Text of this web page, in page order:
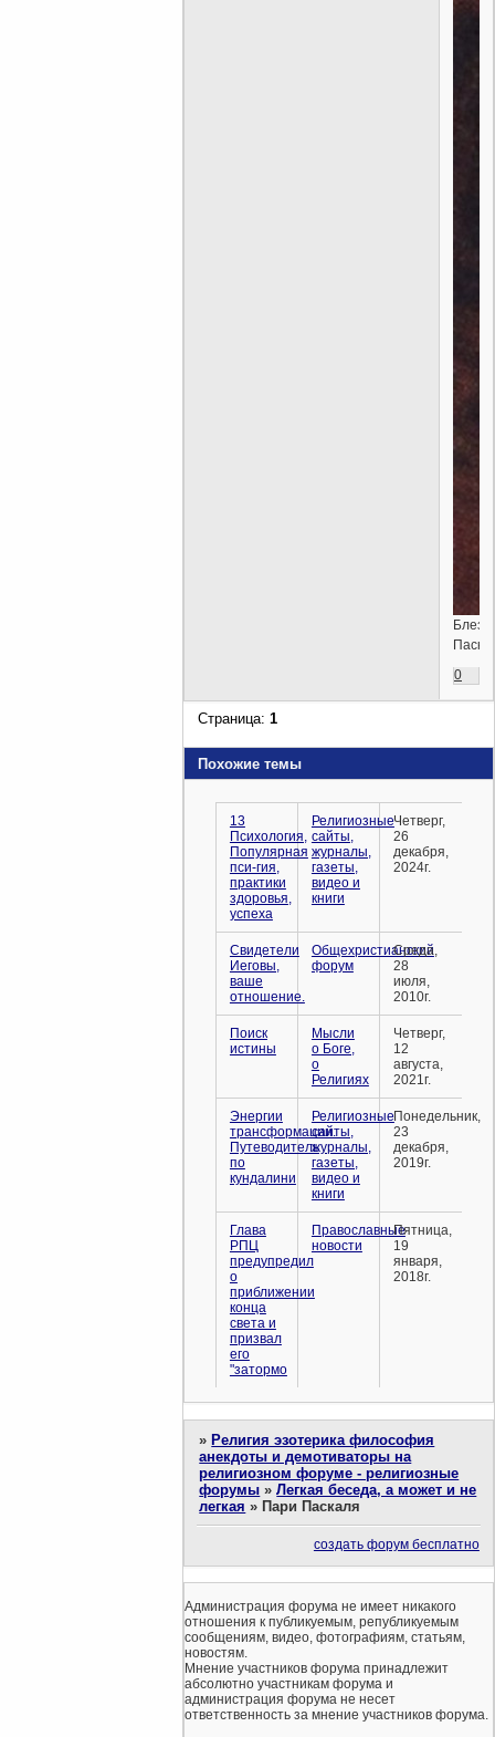
Блез
0
Страница:1
Похожие темы
13
Психология,
Популярная
пси-гия,
практики
здоровья,
успеха
Религиозные
сайты,
журналы,
газеты,
видео и
книги
Четверг,
26
декабря,
2024г.
Свидетели
Иеговы,
ваше
отношение.
Общехристианский
форум
Среда,
28
июля,
2010г.
Поиск
истины
Мысли
о Боге,
о
Религиях
Четверг,
12
августа,
2021г.
Энергии
трансформации.
Путеводитель
по
кундалини
Религиозные
сайты,
журналы,
газеты,
видео и
книги
Понедельник,
23
декабря,
2019г.
Глава
РПЦ
предупредил
о
приближении
конца
света и
призвал
его
"затормо
Православные
новости
Пятница,
19
января,
2018г.
» Религия эзотерика философия
анекдоты и демотиваторы на
религиозном форуме - религиозные
форумы »Легкая беседа, а может и не
легкая » Пари Паскаля
создать форум бесплатно
Администрация форума не имеет никакого
отношения к публикуемым, републикуемым
сообщениям, видео, фотографиям, статьям,
новостям.
Мнение участников форума принадлежит
абсолютно участникам форума и
администрация форума не несет
ответственность за мнение участников форума.